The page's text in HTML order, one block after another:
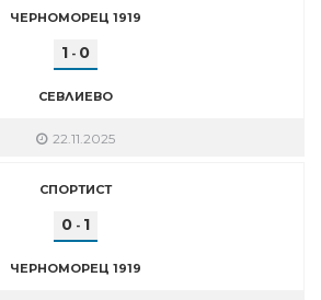
ЧЕРНОМОРЕЦ 1919
1 - 0
СЕВЛИЕВО
22.11.2025
СПОРТИСТ
0 - 1
ЧЕРНОМОРЕЦ 1919